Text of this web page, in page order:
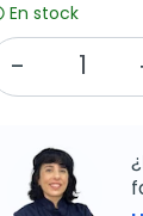
En stock